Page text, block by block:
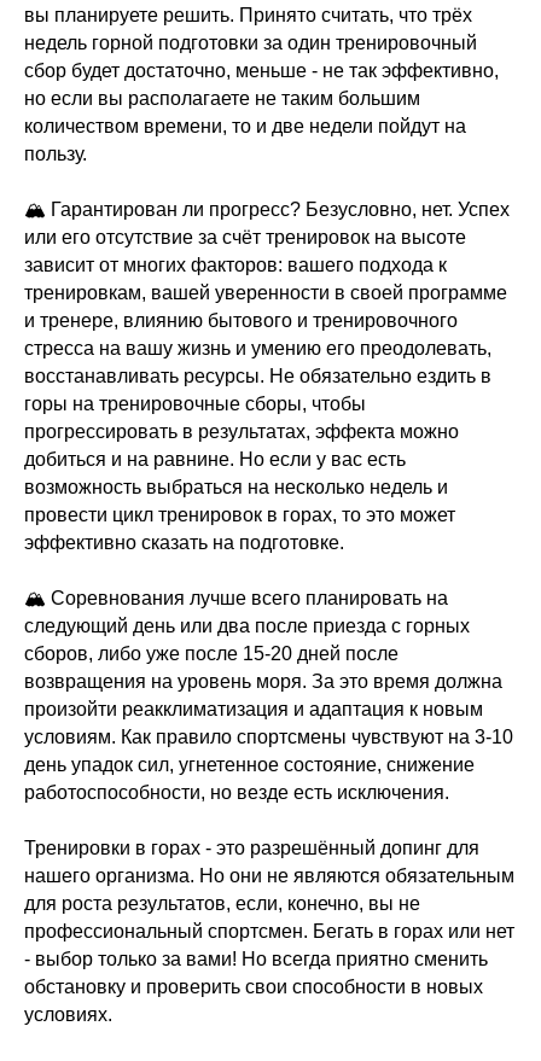
вы планируете решить. Принято считать, что трёх
недель горной подготовки за один тренировочный
сбор будет достаточно, меньше - не так эффективно,
но если вы располагаете не таким большим
количеством времени, то и две недели пойдут на
пользу.
🏔 Гарантирован ли прогресс? Безусловно, нет. Успех
или его отсутствие за счёт тренировок на высоте
зависит от многих факторов: вашего подхода к
тренировкам, вашей уверенности в своей программе
и тренере, влиянию бытового и тренировочного
стресса на вашу жизнь и умению его преодолевать,
восстанавливать ресурсы. Не обязательно ездить в
горы на тренировочные сборы, чтобы
прогрессировать в результатах, эффекта можно
добиться и на равнине. Но если у вас есть
возможность выбраться на несколько недель и
провести цикл тренировок в горах, то это может
эффективно сказать на подготовке.
🏔 Соревнования лучше всего планировать на
следующий день или два после приезда с горных
сборов, либо уже после 15-20 дней после
возвращения на уровень моря. За это время должна
произойти реакклиматизация и адаптация к новым
условиям. Как правило спортсмены чувствуют на 3-10
день упадок сил, угнетенное состояние, снижение
работоспособности, но везде есть исключения.
Тренировки в горах - это разрешённый допинг для
нашего организма. Но они не являются обязательным
для роста результатов, если, конечно, вы не
профессиональный спортсмен. Бегать в горах или нет
- выбор только за вами! Но всегда приятно сменить
обстановку и проверить свои способности в новых
условиях.